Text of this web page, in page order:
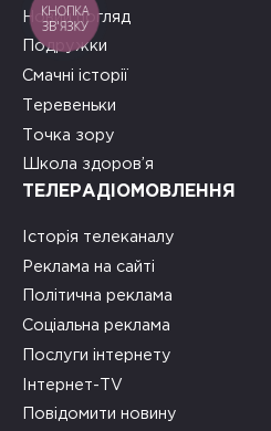
Новий погляд
Подружки
Смачні історії
Теревеньки
Точка зору
Школа здоров’я
ТЕЛЕРАДІОМОВЛЕННЯ
Історія телеканалу
Реклама на сайті
Політична реклама
Соціальна реклама
Послуги інтернету
Інтернет-TV
Повідомити новину
КНОПКА
ЗВ'ЯЗКУ